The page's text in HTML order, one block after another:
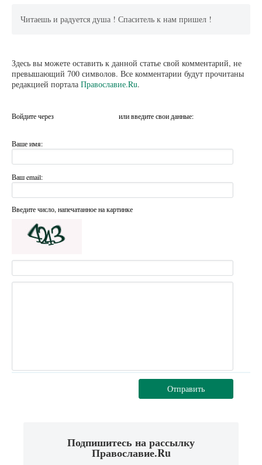
Читаешь и радуется душа ! Спаситель к нам пришел !
Здесь вы можете оставить к данной статье свой комментарий, не
превышающий 700 символов. Все комментарии будут прочитаны
редакцией портала Православие.Ru.
Войдите через или введите свои данные:
Ваше имя:
Ваш email:
Введите число, напечатанное на картинке
Отправить
Подпишитесь на рассылку
Православие.Ru